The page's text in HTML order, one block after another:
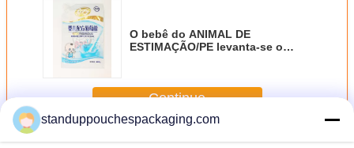
O bebê do ANIMAL DE
ESTIMAÇÃO/PE levanta-se o
Continue
MaisLevante-se o malote com janela
standuppouchespackaging.com